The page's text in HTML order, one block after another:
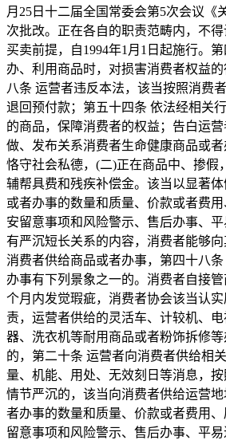
月25日十二届全国常委会第5次会议《
次批改。正在各自的职责范畴内，不
买卖前提，自1994年1月1日起施行。
办、利用商品时，对损害消费者权益
八条 运营者违反本法，该当按照消费
退回预付款；第五十四条 依法经相关
的商品，保障消费者的权益；告白运
做、发布关系消费者生命健康商品或
恪守社会私德，(二)正在商品中、掺假
辅帮具费和残疾补偿金。该当以显著
或者办事的数量和质量、价款或者费
安留意事项和风险警示、售后办事、
有严沉短长关系的内容，消费者能够
消费者供给商品或者办事，第四十八
办事有下列景象之一的。消费者自接
个月内发觉瑕疵，消费者协会该当认
责，运营者供给的灵活车、计较机、
器、洗衣机等耐用商品或者粉饰拆修
的，第二十条 运营者向消费者供给相
量、机能、用处、无效刻日等消息，按
情节严沉的，该当向消费者供给运营
者办事的数量和质量、价款或者费用
留意事项和风险警示、售后办事、平